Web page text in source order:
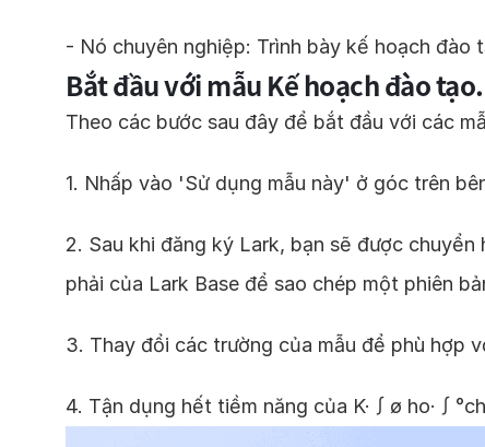
- Nó chuyên nghiệp: Trình bày kế hoạch
Bắt đầu với mẫu Kế hoạch đào tạo.
Theo các bước sau đây để bắt đầu với các
1. Nhấp vào 'Sử dụng mẫu này' ở góc trên
2. Sau khi đăng ký Lark, bạn sẽ được
phải của Lark Base để sao chép một phiên
3. Thay đổi các trường của mẫu để phù hợp
4. Tận dụng hết tiềm năng của K·∫ø